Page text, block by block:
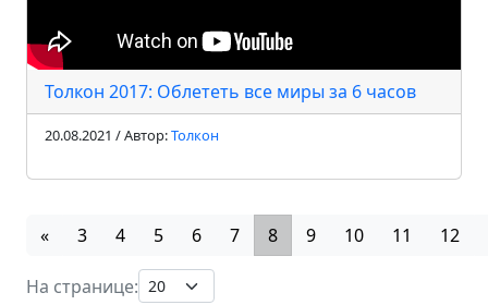
Толкон 2017: Облететь все миры за 6 часов
20.08.2021 / Автор:Толкон
« 3 4 5 6 7 8 9 10 11 12
На странице: